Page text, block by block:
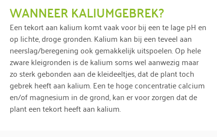
WANNEER KALIUMGEBREK?
Een tekort aan kalium komt vaak voor bij een te lage pH en
op lichte, droge gronden. Kalium kan bij een teveel aan
neerslag/beregening ook gemakkelijk uitspoelen. Op hele
zware kleigronden is de kalium soms wel aanwezig maar
zo sterk gebonden aan de kleideeltjes, dat de plant toch
gebrek heeft aan kalium. Een te hoge concentratie calcium
en/of magnesium in de grond, kan er voor zorgen dat de
plant een tekort heeft aan kalium.